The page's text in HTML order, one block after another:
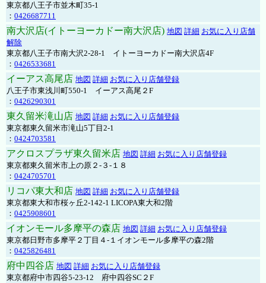
東京都八王子市並木町35-1
： 0426687711
南大沢店(イトーヨーカドー南大沢店) 地図 詳細 お気に入り店舗
解除
東京都八王子市南大沢2-28-1 イトーヨーカドー南大沢店4F
： 0426533681
イーアス高尾店 地図 詳細 お気に入り店舗登録
八王子市東浅川町550-1 イーアス高尾２F
： 0426290301
東久留米滝山店 地図 詳細 お気に入り店舗登録
東京都東久留米市滝山5丁目2-1
： 0424703581
アクロスプラザ東久留米店 地図 詳細 お気に入り店舗登録
東京都東久留米市上の原２-３-１８
： 0424705701
リコパ東大和店 地図 詳細 お気に入り店舗登録
東京都東大和市桜ヶ丘2-142-1 LICOPA東大和2階
： 0425908601
イオンモール多摩平の森店 地図 詳細 お気に入り店舗登録
東京都日野市多摩平２丁目４-１イオンモール多摩平の森2階
： 0425826481
府中四谷店 地図 詳細 お気に入り店舗登録
東京都府中市四谷5-23-12 府中四谷SC２F